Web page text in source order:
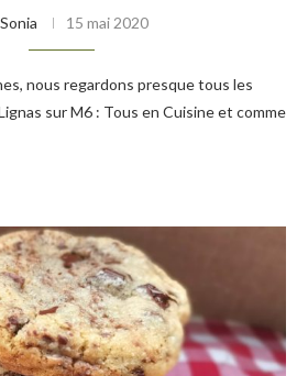
Sonia 15 mai 2020
nous regardons presque tous les
sur M6 : Tous en Cuisine et comme